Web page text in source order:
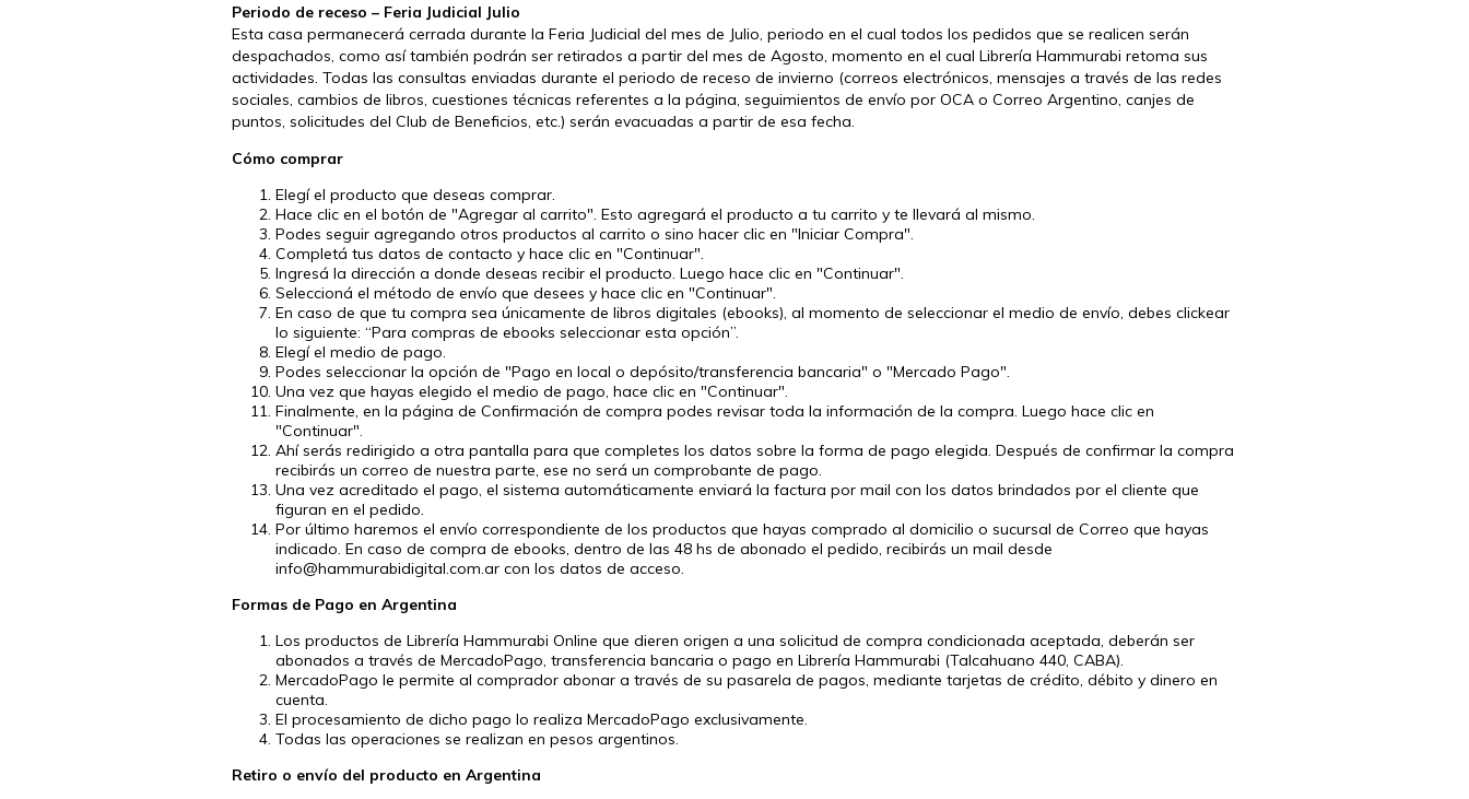
Periodo de receso – Feria Judicial Julio
Esta casa permanecerá cerrada durante la Feria Judicial del mes de Julio, periodo en el cual todos los pedidos que se realicen serán
despachados, como así también podrán ser retirados a partir del mes de Agosto, momento en el cual Librería Hammurabi retoma sus
actividades. Todas las consultas enviadas durante el periodo de receso de invierno (correos electrónicos, mensajes a través de las redes
sociales, cambios de libros, cuestiones técnicas referentes a la página, seguimientos de envío por OCA o Correo Argentino, canjes de
puntos, solicitudes del Club de Beneficios, etc.) serán evacuadas a partir de esa fecha.
Cómo comprar
Elegí el producto que deseas comprar.
Hace clic en el botón de "Agregar al carrito". Esto agregará el producto a tu carrito y te llevará al mismo.
Podes seguir agregando otros productos al carrito o sino hacer clic en "Iniciar Compra".
Completá tus datos de contacto y hace clic en "Continuar".
Ingresá la dirección a donde deseas recibir el producto. Luego hace clic en "Continuar".
Seleccioná el método de envío que desees y hace clic en "Continuar".
En caso de que tu compra sea únicamente de libros digitales (ebooks), al momento de seleccionar el medio de envío, debes clickear
lo siguiente: “Para compras de ebooks seleccionar esta opción”.
Elegí el medio de pago.
Podes seleccionar la opción de "Pago en local o depósito/transferencia bancaria" o "Mercado Pago".
Una vez que hayas elegido el medio de pago, hace clic en "Continuar".
Finalmente, en la página de Confirmación de compra podes revisar toda la información de la compra. Luego hace clic en
"Continuar".
Ahí serás redirigido a otra pantalla para que completes los datos sobre la forma de pago elegida. Después de confirmar la compra
recibirás un correo de nuestra parte, ese no será un comprobante de pago.
Una vez acreditado el pago, el sistema automáticamente enviará la factura por mail con los datos brindados por el cliente que
figuran en el pedido.
Por último haremos el envío correspondiente de los productos que hayas comprado al domicilio o sucursal de Correo que hayas
indicado. En caso de compra de ebooks, dentro de las 48 hs de abonado el pedido, recibirás un mail desde
info@hammurabidigital.com.ar con los datos de acceso.
Formas de Pago en Argentina
Los productos de Librería Hammurabi Online que dieren origen a una solicitud de compra condicionada aceptada, deberán ser
abonados a través de MercadoPago, transferencia bancaria o pago en Librería Hammurabi (Talcahuano 440, CABA).
MercadoPago le permite al comprador abonar a través de su pasarela de pagos, mediante tarjetas de crédito, débito y dinero en
cuenta.
El procesamiento de dicho pago lo realiza MercadoPago exclusivamente.
Todas las operaciones se realizan en pesos argentinos.
Retiro o envío del producto en Argentina